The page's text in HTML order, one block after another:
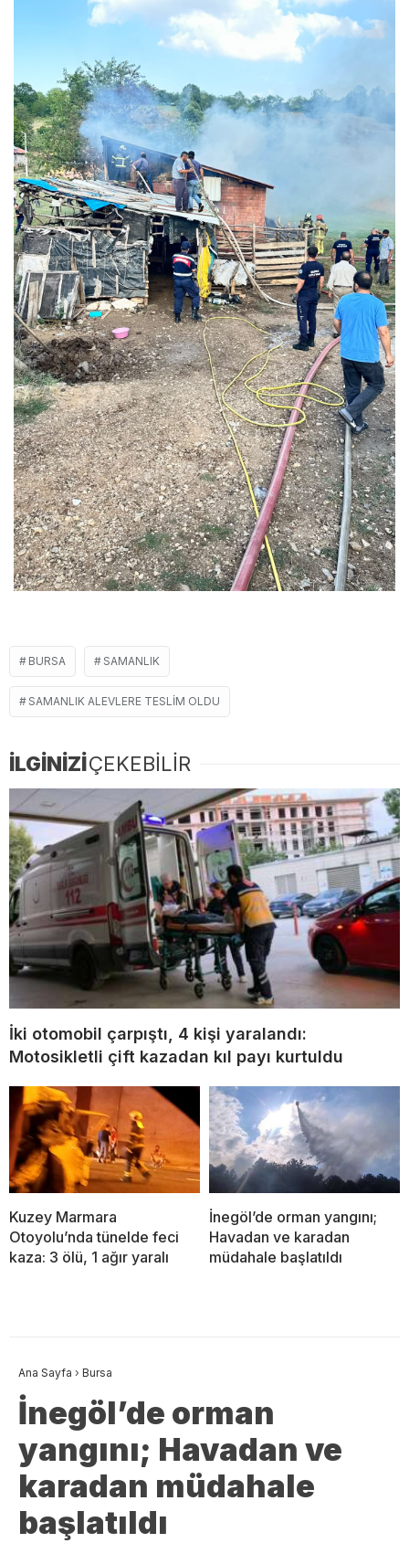
BURSA SAMANLIK
SAMANLIK ALEVLERE TESLIM OLDU
İLGİNİZİÇEKEBİLİR
İki otomobil çarpıştı, 4 kişi yaralandı:
Motosikletli çift kazadan kıl payı kurtuldu
Kuzey Marmara
Otoyolu’nda tünelde feci
kaza: 3 ölü, 1 ağır yaralı
İnegöl’de orman yangını;
Havadan ve karadan
müdahale başlatıldı
Ana Sayfa › Bursa
İnegöl’de orman
yangını; Havadan ve
karadan müdahale
başlatıldı